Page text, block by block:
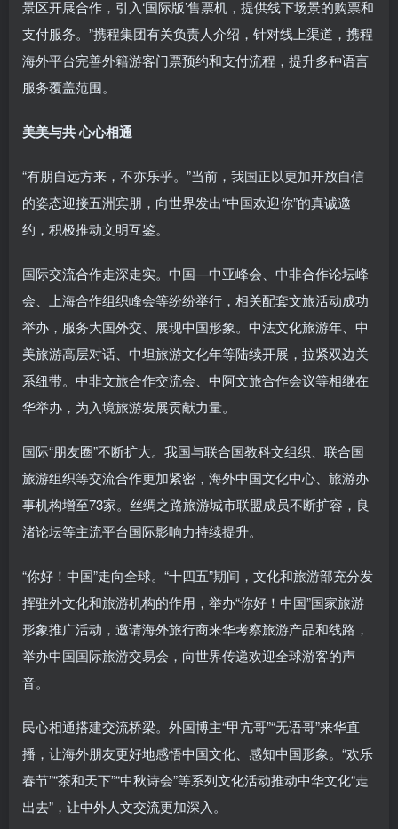
景区开展合作，引入‘国际版’售票机，提供线下场景的购票和
支付服务。”携程集团有关负责人介绍，针对线上渠道，携程
海外平台完善外籍游客门票预约和支付流程，提升多种语言
服务覆盖范围。
美美与共 心心相通
“有朋自远方来，不亦乐乎。”当前，我国正以更加开放自信
的姿态迎接五洲宾朋，向世界发出“中国欢迎你”的真诚邀
约，积极推动文明互鉴。
国际交流合作走深走实。中国—中亚峰会、中非合作论坛峰
会、上海合作组织峰会等纷纷举行，相关配套文旅活动成功
举办，服务大国外交、展现中国形象。中法文化旅游年、中
美旅游高层对话、中坦旅游文化年等陆续开展，拉紧双边关
系纽带。中非文旅合作交流会、中阿文旅合作会议等相继在
华举办，为入境旅游发展贡献力量。
国际“朋友圈”不断扩大。我国与联合国教科文组织、联合国
旅游组织等交流合作更加紧密，海外中国文化中心、旅游办
事机构增至73家。丝绸之路旅游城市联盟成员不断扩容，良
渚论坛等主流平台国际影响力持续提升。
“你好！中国”走向全球。“十四五”期间，文化和旅游部充分发
挥驻外文化和旅游机构的作用，举办“你好！中国”国家旅游
形象推广活动，邀请海外旅行商来华考察旅游产品和线路，
举办中国国际旅游交易会，向世界传递欢迎全球游客的声
音。
民心相通搭建交流桥梁。外国博主“甲亢哥”“无语哥”来华直
播，让海外朋友更好地感悟中国文化、感知中国形象。“欢乐
春节”“茶和天下”“中秋诗会”等系列文化活动推动中华文化“走
出去”，让中外人文交流更加深入。